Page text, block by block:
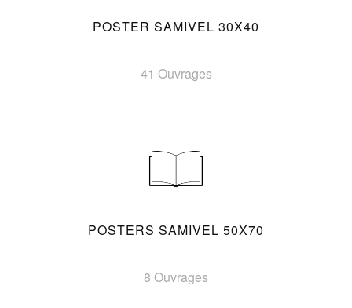
POSTER SAMIVEL 30X40
41 Ouvrages
POSTERS SAMIVEL 50X70
8 Ouvrages